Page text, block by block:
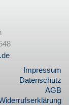
Impressum
Datenschutz
AGB